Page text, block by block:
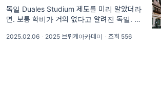
독일 Duales Studium 제도를 미리 알았더라
면. 보통 학비가 거의 없다고 알려진 독일. 하지
한국의 국립대 정도의 학비는 스스로 부담을 해
2025.02.06 · 2025 브뤼케아카데미 · 조회 556